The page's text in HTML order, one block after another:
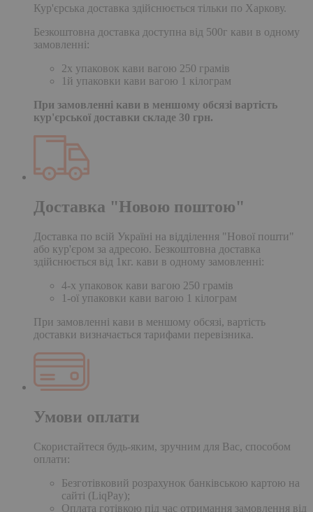
Кур'єрська доставка здійснюється тільки по Харкову.
Безкоштовна доставка доступна від 500г кави в одному
замовленні:
2х упаковок кави вагою 250 грамів
1й упаковки кави вагою 1 кілограм
При замовленні кави в меншому обсязі вартість
кур'єрської доставки складе 30 грн.
Доставка "Новою поштою"
Доставка по всій Україні на відділення "Нової пошти"
або кур'єром за адресою. Безкоштовна доставка
здійснюється від 1кг. кави в одному замовленні:
4-х упаковок кави вагою 250 грамів
1-ої упаковки кави вагою 1 кілограм
При замовленні кави в меншому обсязі, вартість
доставки визначається тарифами перевізника.
Умови оплати
Скористайтеся будь-яким, зручним для Вас, способом
оплати:
Безготівковий розрахунок банківською картою на
сайті (LiqPay);
Оплата готівкою під час отримання замовлення від